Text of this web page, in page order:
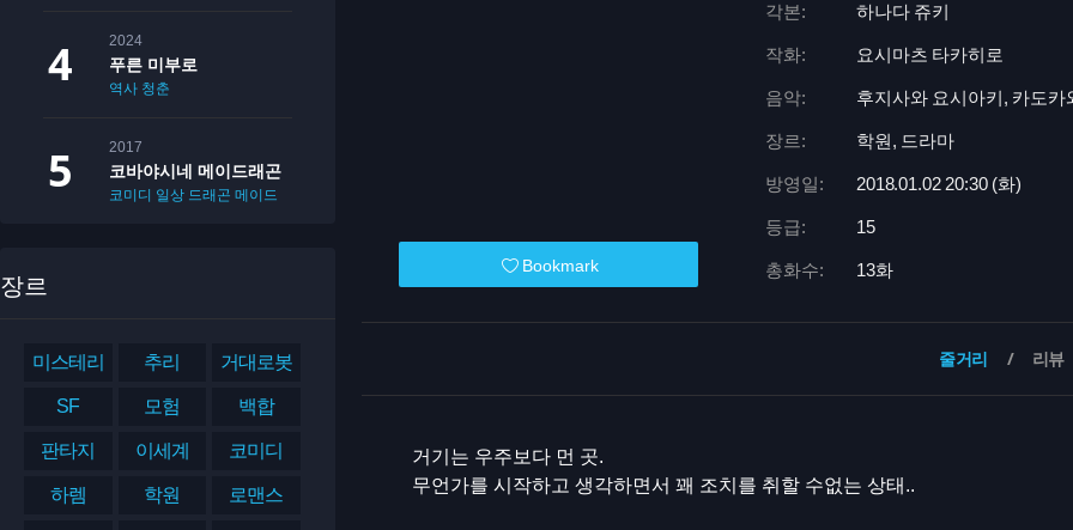
2024
푸른 미부로
역사 청춘
2017
코바야시네 메이드래곤
코미디 일상 드래곤 메이드
장르
미스테리 추리 거대로봇
SF 모험 백합
판타지 이세계 코미디
하렘 학원 로맨스
Bookmark
각본: 하나다 쥬키
작화: 요시마츠 타카히로
음악: 후지사와 요시아키, 카도카
장르: 학원, 드라마
방영일: 2018.01.02 20:30 (화)
등급: 15
총화수: 13화
줄거리 리뷰
거기는 우주보다 먼 곳.
무언가를 시작하고 생각하면서 꽤 조치를 취할 수없는 상태..